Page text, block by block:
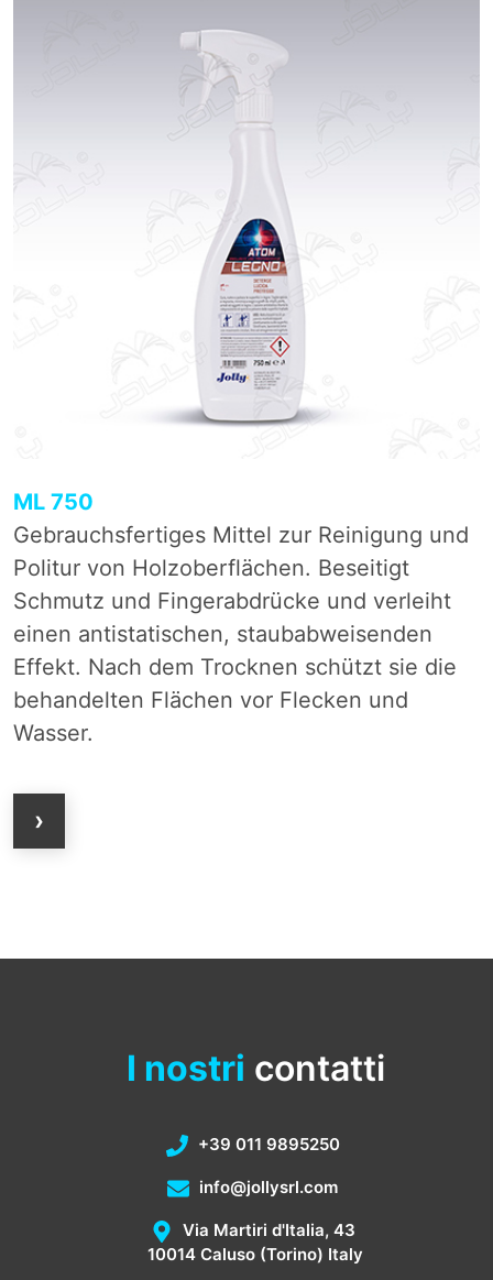
ML 750
Gebrauchsfertiges Mittel zur Reinigung und
Politur von Holzoberflächen. Beseitigt
Schmutz und Fingerabdrücke und verleiht
einen antistatischen, staubabweisenden
Effekt. Nach dem Trocknen schützt sie die
behandelten Flächen vor Flecken und
Wasser.
›
I nostri contatti
+39 011 9895250
info@jollysrl.com
Via Martiri d'Italia, 43
10014 Caluso (Torino) Italy